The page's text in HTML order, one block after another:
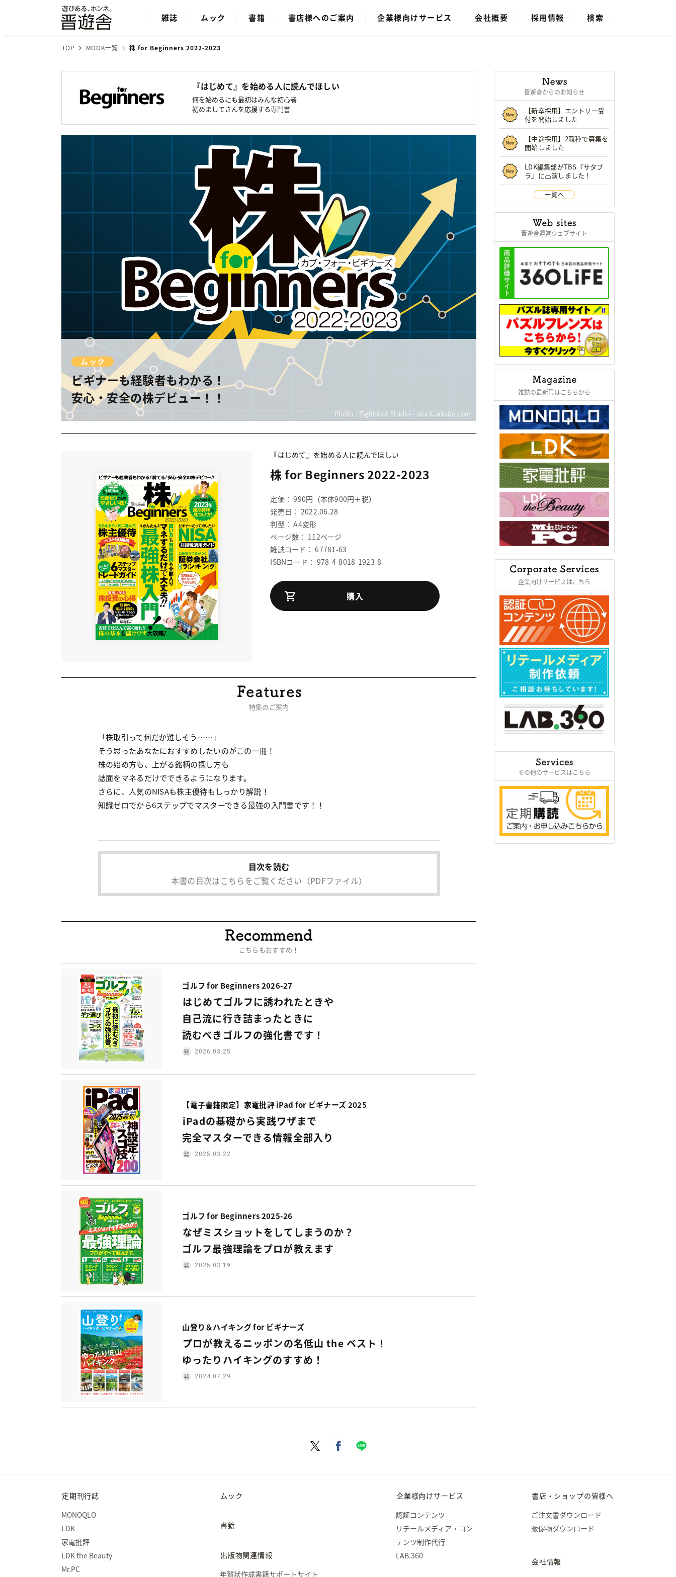
雑誌 ムック 書籍 書店様へのご案内 企業様向けサービス 会社概要 採用情報 検索
TOP MOOK一覧 株 for Beginners 2022-2023
『はじめて』を始める人に読んでほしい
何を始めるにも最初はみんな初心者
初めましてさんを応援する専門書
ムック
ビギナーも経験者もわかる！
安心・安全の株デビュー！！
『はじめて』を始める人に読んでほしい
株 for Beginners 2022-2023
定価： 990円（本体900円＋税）
発売日： 2022.06.28
判型： A4変形
ページ数： 112ページ
雑誌コード： 67781-63
ISBNコード： 978-4-8018-1923-8
購入
特集のご案内
「株取引って何だか難しそう……」
そう思ったあなたにおすすめしたいのがこの一冊！
株の始め方も、上がる銘柄の探し方も
誌面をマネるだけでできるようになります。
さらに、人気のNISAも株主優待もしっかり解説！
知識ゼロでから6ステップでマスターできる最強の入門書です！！
目次を読む
本書の目次はこちらをご覧ください （PDFファイル）
こちらもおすすめ！
ゴルフ for Beginners 2026-27
はじめてゴルフに誘われたときや
自己流に行き詰まったときに
読むべきゴルフの強化書です！
2026.03.25
【電子書籍限定】家電批評 iPad for ビギナーズ 2025
iPadの基礎から実践ワザまで
完全マスターできる情報全部入り
2025.03.22
ゴルフ for Beginners 2025-26
なぜミスショットをしてしまうのか？
ゴルフ最強理論をプロが教えます
2025.03.19
山登り＆ハイキング for ビギナーズ
プロが教えるニッポンの名低山 the ベスト！
ゆったりハイキングのすすめ！
2024.07.29
晋遊舎からのお知らせ
【新卒採用】エントリー受
付を開始しました
【中途採用】2職種で募集を
開始しました
LDK編集部がTBS『サタプ
ラ』に出演しました！
一覧へ
晋遊舎運営ウェブサイト
雑誌の最新号はこちらから
企業向けサービスはこちら
その他のサービスはこちら
定期刊行誌
MONOQLO
LDK
家電批評
LDK the Beauty
Mr.PC
ムック
書籍
出版物関連情報
年賀状作成書籍サポートサイト
企業様向けサービス
認証コンテンツ
リテールメディア・コン
テンツ制作代行
LAB.360
書店・ショップの皆様へ
ご注文書ダウンロード
販促物ダウンロード
会社情報